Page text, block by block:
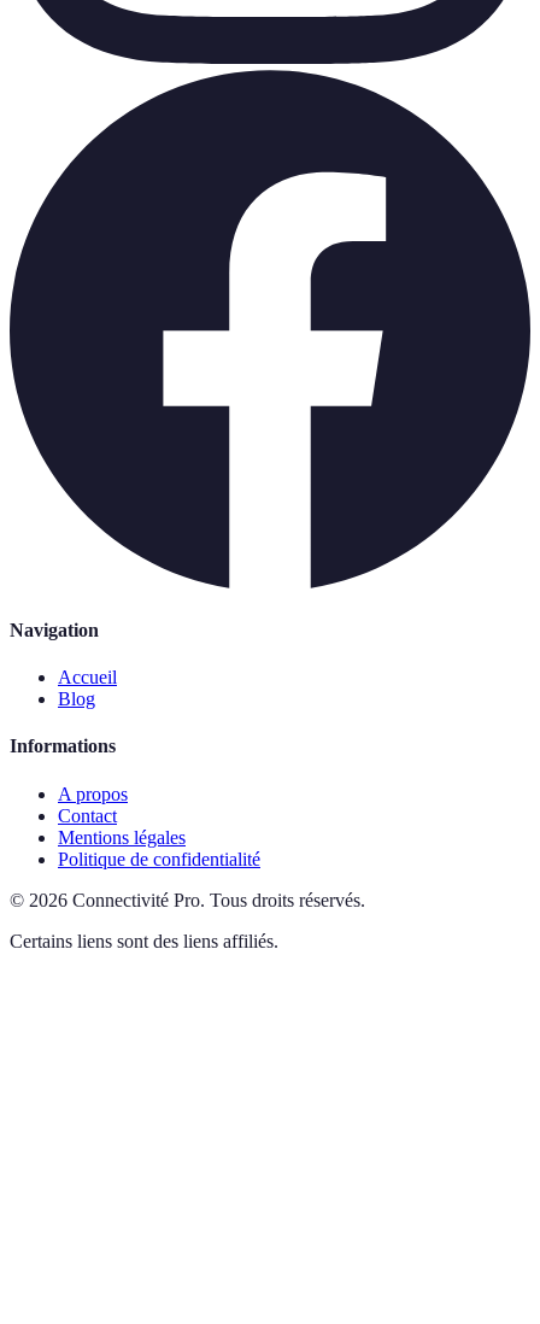
Navigation
Accueil
Blog
Informations
A propos
Contact
Mentions légales
Politique de confidentialité
© 2026 Connectivité Pro. Tous droits réservés.
Certains liens sont des liens affiliés.